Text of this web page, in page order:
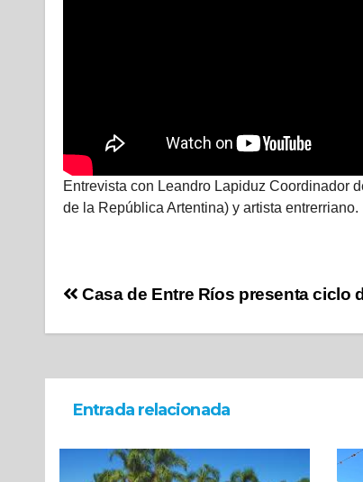
Entrevista con Leandro Lapiduz Coordinador
de la República Artentina) y artista entrerriano.
Casa de Entre Ríos presenta ciclo
Entrada relacionada